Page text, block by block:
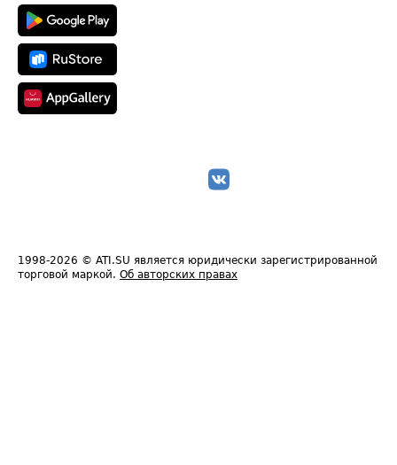
1998-2026 © ATI.SU является юридически зарегистрированной
торговой маркой. Об авторских правах